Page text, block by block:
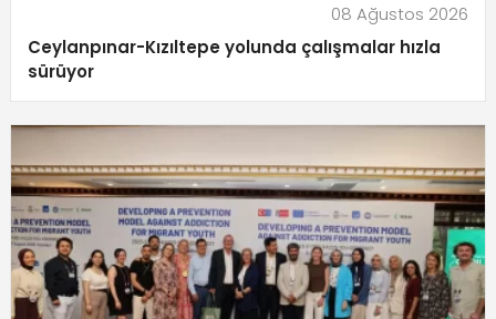
08 Ağustos 2026
Ceylanpınar-Kızıltepe yolunda çalışmalar hızla
sürüyor